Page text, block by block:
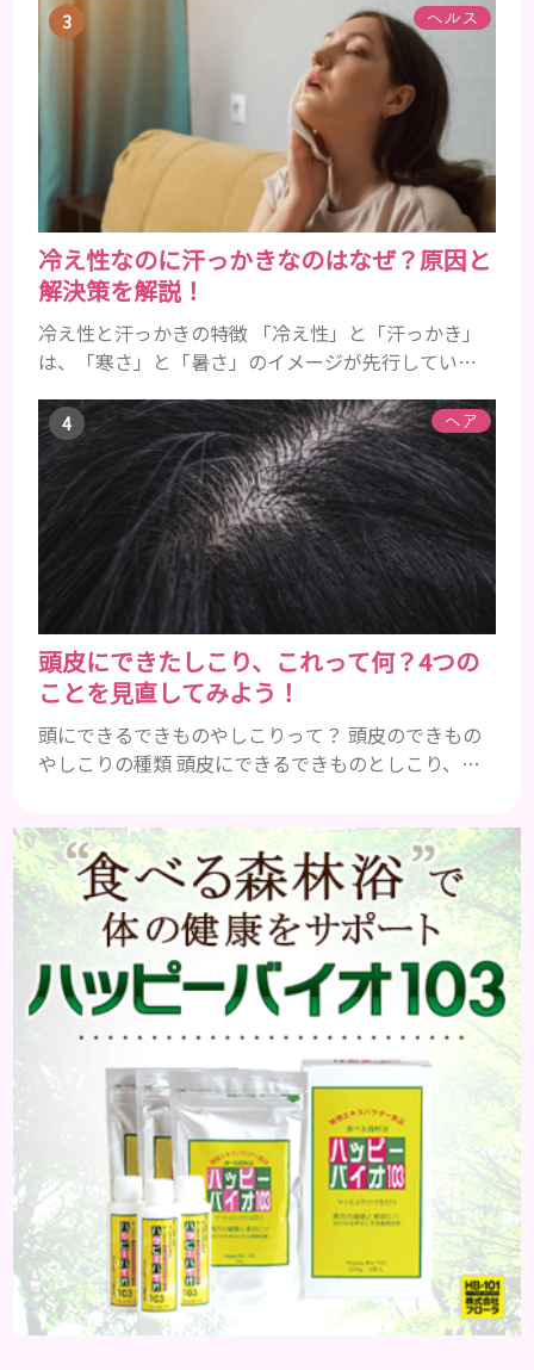
にツヤがあった男性も、いつのまにか髪がチリチリ
でペタンとするようになったと感じる人もいるでし
ょう。特に大人の男性としての魅力が出てくる40代
以降の男性に悩んでいる人が多い傾向があります。
髪が生え変わるサイクルは、年齢と共に乱れていき
ます。髪が太くならないま...
ヘルス
冷え性なのに汗っかきなのはなぜ？原因と
解決策を解説！
冷え性と汗っかきの特徴 「冷え性」と「汗っかき」
は、「寒さ」と「暑さ」のイメージが先行している
冷え性とは 冷え性とは、本来であれば寒さを感じる
ことのない温度であるにも関わらず、手足などが凍っ
たように冷たくて辛いと感じることを指します。
「暖かい部屋にいるのに手足が冷たい」「布団をか
けても手足が冷たくて寝れない」などの症状に悩ん
でいる方は、冷え性の可能...
ヘア
頭皮にできたしこり、これって何？4つの
ことを見直してみよう！
頭にできるできものやしこりって？ 頭皮のできもの
やしこりの種類 頭皮にできるできものとしこり、と
も違いますし、症状や種類によっても違います。まず
はどんな病気なのか、よりも、どんな種類のできも
のやしこりがあるのかを解説いきましょう。 水疱 ご
存知の方もいらっしゃるかと思いますが、すいほ
う、と読みます。これは表皮や表皮下にできるもので
す。表皮は0.2mmほ...